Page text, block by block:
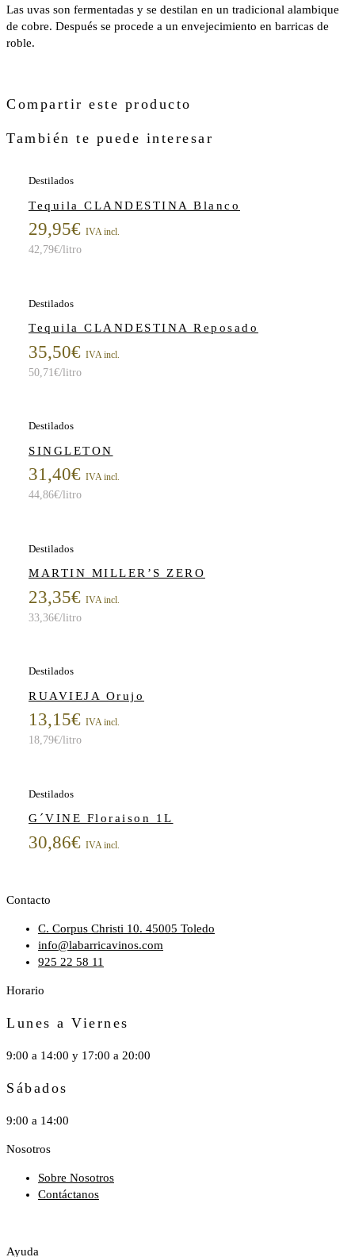
Las uvas son fermentadas y se destilan en un tradicional alambique
de cobre. Después se procede a un envejecimiento en barricas de
roble.
Compartir este producto
También te puede interesar
Destilados
Tequila CLANDESTINA Blanco
29,95€ IVA incl.
42,79€/litro
Destilados
Tequila CLANDESTINA Reposado
35,50€ IVA incl.
50,71 €/litro
Destilados
SINGLETON
31,40€ IVA incl.
44,86€/litro
Destilados
MARTIN MILLER’S ZERO
23,35€ IVA incl.
33,36€/litro
Destilados
RUAVIEJA Orujo
13,15€ IVA incl.
18,79€/litro
Destilados
G´VINE Floraison 1L
30,86€ IVA incl.
Contacto
C. Corpus Christi 10. 45005 Toledo
info@labarricavinos.com
925 22 58 11
Horario
Lunes a Viernes
9:00 a 14:00 y 17:00 a 20:00
Sábados
9:00 a 14:00
Nosotros
Sobre Nosotros
Contáctanos
Ayuda